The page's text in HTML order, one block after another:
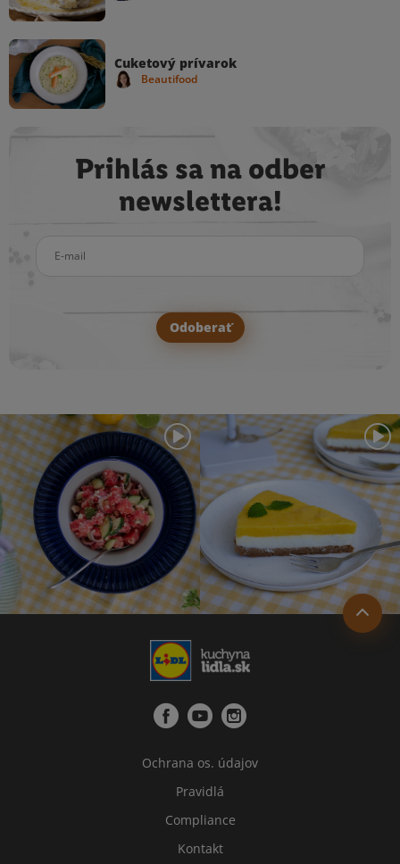
Cuketový prívarok
Beautifood
Prihlás sa na odber
newslettera!
Odoberať
Ochrana os. údajov
Pravidlá
Compliance
Kontakt